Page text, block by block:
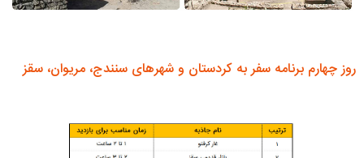
روز چهارم برنامه سفر به کردستان و شهرهای سنندج، مریوان، سقز